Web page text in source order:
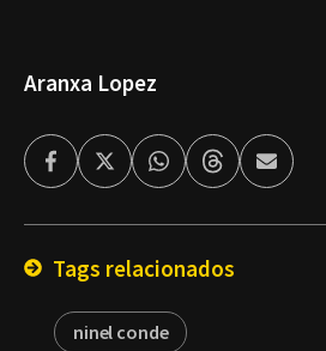
Aranxa Lopez
FacebookTwitterWhatsappThreadsEnviar
por
Tags relacionados
ninel conde